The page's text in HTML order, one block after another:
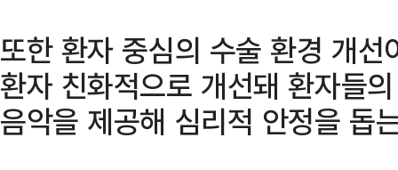
또한 환자 중심의 수술 환경 개
환자 친화적으로 개선돼 환자들
음악을 제공해 심리적 안정을 돕